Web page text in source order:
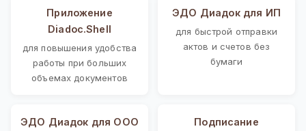
Приложение
Diadoc.Shell
для повышения удобства
работы при больших
объемах документов
ЭДО Диадок для ИП
для быстрой отправки
актов и счетов без
бумаги
ЭДО Диадок для ООО
Подписание